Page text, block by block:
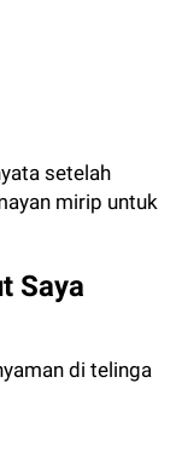
setelah
mirip untuk
Saya
di telinga